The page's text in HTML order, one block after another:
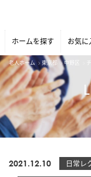
ホームを探す お気に
老人ホーム 東京都 中野区
2021.12.10
日常レ